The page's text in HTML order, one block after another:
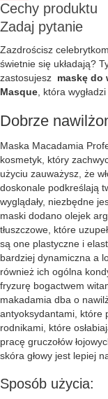
Cechy produktu
Zadaj pytanie
Zazdrościsz
świetnie się układają?
zastosujesz maskę do
Masque , która
Dobrze
Maska Macadamia
kosmetyk, który
użyciu zauważysz, że
doskonale podkreślają
wyglądały, niezbędne
maski dodano olejek
tłuszczowe, które
są one plastyczne i
bardziej dynamiczna a
również ich ogólna
fryzurę bogactwem
makadamia dba o
antyoksydantami, które
rodnikami, które
pracę gruczołów
skóra głowy jest lepiej
Sposób użycia: